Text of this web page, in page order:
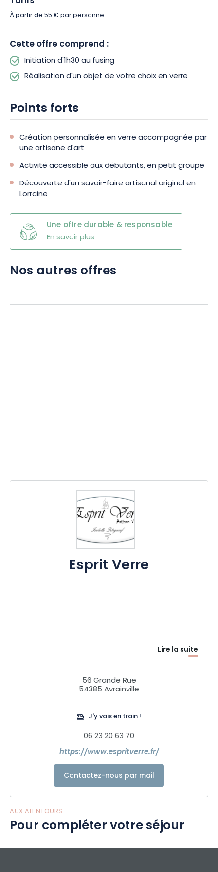
votre atelier et vivez une expérience originale au cœur de la
Lorraine, à la rencontre de l’art du verre.
À partir de 55 € par personne.
Cette offre comprend :
Initiation d'1h30 au fusing
Réalisation d'un objet de votre choix en verre
Points forts
Création personnalisée en verre accompagnée par
une artisane d'art
Activité accessible aux débutants, en petit groupe
Découverte d'un savoir-faire artisanal original en
Lorraine
Une offre durable & responsable
En savoir plus
Nos autres offres
Esprit Verre
Lire la suite
56 Grande Rue
54385 Avrainville
J'y vais en train !
06 23 20 63 70
https://www.espritverre.fr/
Contactez-nous par mail
AUX ALENTOURS
Pour compléter votre séjour